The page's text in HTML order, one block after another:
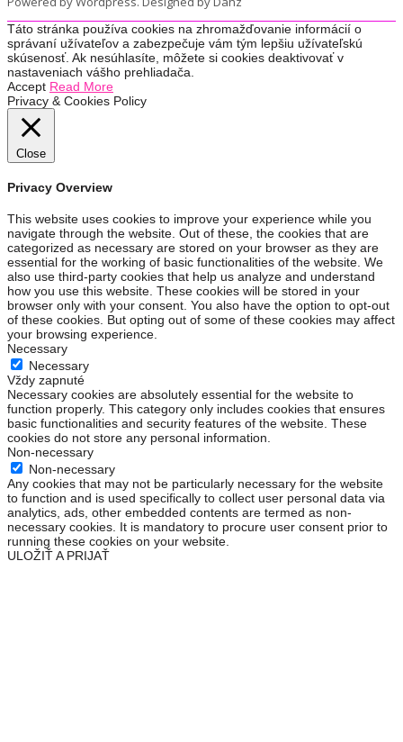
Táto stránka používa cookies na zhromažďovanie informácií o
správaní užívateľov a zabezpečuje vám tým lepšiu užívateľskú
skúsenosť. Ak nesúhlasíte, môžete si cookies deaktivovať v
nastaveniach vášho prehliadača.
Accept Read More
Privacy & Cookies Policy
Close
Privacy Overview
This website uses cookies to improve your experience while you
navigate through the website. Out of these, the cookies that are
categorized as necessary are stored on your browser as they are
essential for the working of basic functionalities of the website. We
also use third-party cookies that help us analyze and understand
how you use this website. These cookies will be stored in your
browser only with your consent. You also have the option to opt-out
of these cookies. But opting out of some of these cookies may affect
your browsing experience.
Necessary
Necessary
Vždy zapnuté
Necessary cookies are absolutely essential for the website to
function properly. This category only includes cookies that ensures
basic functionalities and security features of the website. These
cookies do not store any personal information.
Non-necessary
Non-necessary
Any cookies that may not be particularly necessary for the website
to function and is used specifically to collect user personal data via
analytics, ads, other embedded contents are termed as non-
necessary cookies. It is mandatory to procure user consent prior to
running these cookies on your website.
ULOŽIŤ A PRIJAŤ